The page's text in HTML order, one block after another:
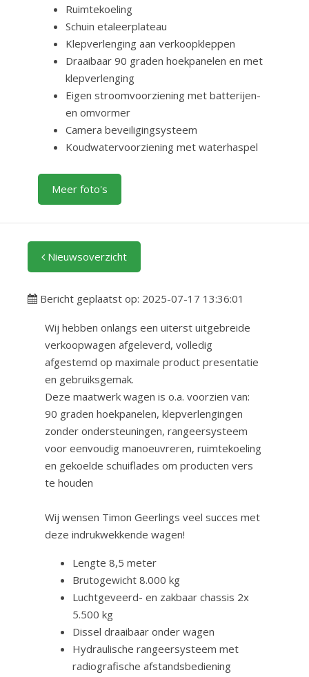
Ruimtekoeling
Schuin etaleerplateau
Klepverlenging aan verkoopkleppen
Draaibaar 90 graden hoekpanelen en met
klepverlenging
Eigen stroomvoorziening met batterijen-
en omvormer
Camera beveiligingsysteem
Koudwatervoorziening met waterhaspel
Meer foto's
Nieuwsoverzicht
Bericht geplaatst op: 2025-07-17 13:36:01
Wij hebben onlangs een uiterst uitgebreide
verkoopwagen afgeleverd, volledig
afgestemd op maximale product presentatie
en gebruiksgemak.
Deze maatwerk wagen is o.a. voorzien van:
90 graden hoekpanelen, klepverlengingen
zonder ondersteuningen, rangeersysteem
voor eenvoudig manoeuvreren, ruimtekoeling
en gekoelde schuiflades om producten vers
te houden
Wij wensen Timon Geerlings veel succes met
deze indrukwekkende wagen!
Lengte 8,5 meter
Brutogewicht 8.000 kg
Luchtgeveerd- en zakbaar chassis 2x
5.500 kg
Dissel draaibaar onder wagen
Hydraulische rangeersysteem met
radiografische afstandsbediening